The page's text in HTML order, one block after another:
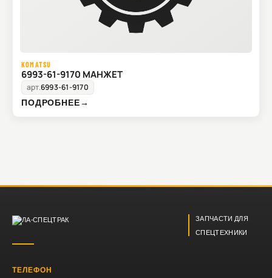
KOMATSU
6993-61-9170 МАНЖЕТ
арт.6993-61-9170
ПОДРОБНЕЕ→
ЗАПЧАСТИ ДЛЯ
СПЕЦТЕХНИКИ
ТЕЛЕФОН